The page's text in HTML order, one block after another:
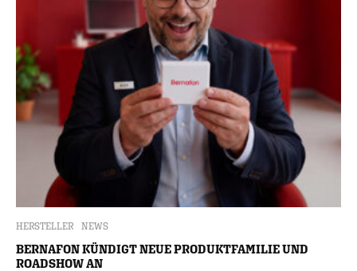
HERSTELLER NEWS
BERNAFON KÜNDIGT NEUE PRODUKTFAMILIE UND
ROADSHOW AN